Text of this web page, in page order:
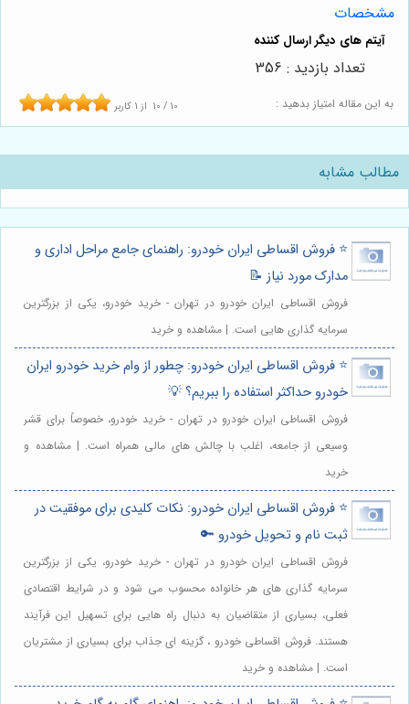
مشخصات
به این مقاله امتیاز بدهید : 10 / 10 از 1 کاربر
تعداد بازدید : 356
مطالب مشابه
⭐️ فروش اقساطی ایران خودرو: راهنمای جامع مراحل اداری و
مدارک مورد نیاز 📝
فروش اقساطی ایران خودرو در تهران - خرید خودرو، یکی از بزرگترین
سرمایه گذاری هایی است. | مشاهده و خرید
⭐️ فروش اقساطی ایران خودرو: چطور از وام خرید خودرو ایران
خودرو حداکثر استفاده را ببریم؟ 💡
فروش اقساطی ایران خودرو در تهران - خرید خودرو، خصوصاً برای قشر
وسیعی از جامعه، اغلب با چالش های مالی همراه است. | مشاهده و
خرید
⭐️ فروش اقساطی ایران خودرو: نکات کلیدی برای موفقیت در
ثبت نام و تحویل خودرو 🔑
فروش اقساطی ایران خودرو در تهران - خرید خودرو، یکی از بزرگترین
سرمایه گذاری های هر خانواده محسوب می شود و در شرایط اقتصادی
فعلی، بسیاری از متقاضیان به دنبال راه هایی برای تسهیل این فرآیند
هستند. فروش اقساطی خودرو ، گزینه ای جذاب برای بسیاری از مشتریان
است. | مشاهده و خرید